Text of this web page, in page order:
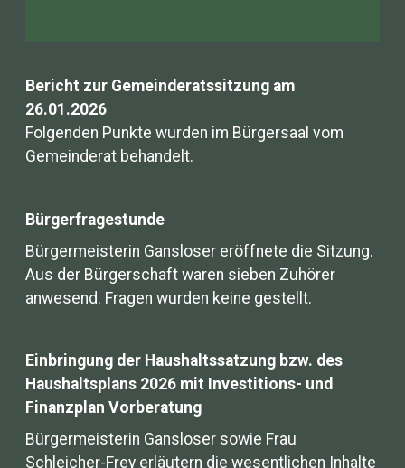
Bericht zur Gemeinderatssitzung am
26.01.2026
Folgenden Punkte wurden im Bürgersaal vom
Gemeinderat behandelt.
Bürgerfragestunde
Bürgermeisterin Gansloser eröffnete die Sitzung.
Aus der Bürgerschaft waren sieben Zuhörer
anwesend. Fragen wurden keine gestellt.
Einbringung der Haushaltssatzung bzw. des
Haushaltsplans 2026 mit Investitions- und
Finanzplan Vorberatung
Bürgermeisterin Gansloser sowie Frau
Schleicher-Frey erläutern die wesentlichen Inhalte